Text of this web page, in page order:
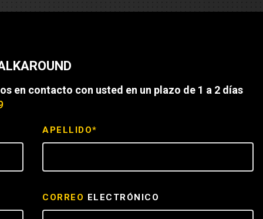
en contacto con usted en un plazo de 1 a 2 días
APELLIDO*
CORREO ELECTRÓNICO